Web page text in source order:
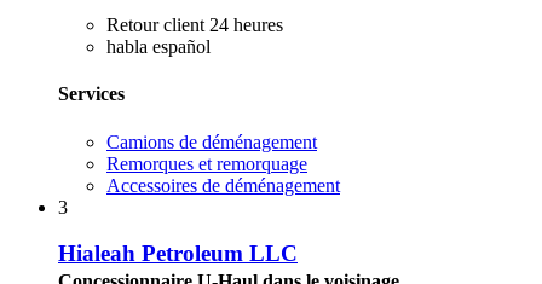
Retour client 24 heures
habla español
Services
Camions de déménagement
Remorques et remorquage
Accessoires de déménagement
3
Hialeah Petroleum LLC